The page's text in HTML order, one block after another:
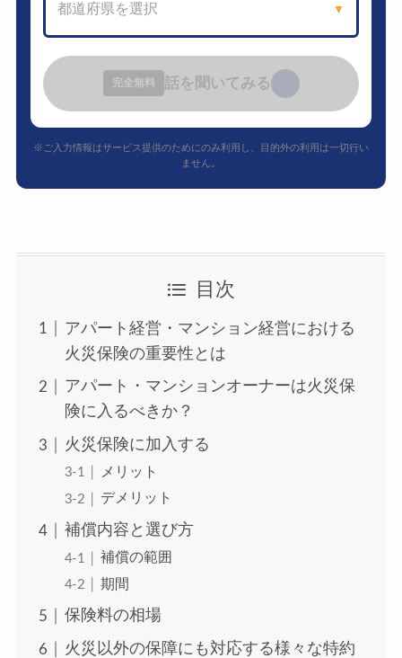
都道府県を選択 ▼
完全無料 話を聞いてみる
※ご入力情報はサービス提供のためにのみ利用し、目的外の利用は一切行い
ません。
目次
アパート経営・マンション経営における
火災保険の重要性とは
アパート・マンションオーナーは火災保
険に入るべきか？
火災保険に加入する
メリット
デメリット
補償内容と選び方
補償の範囲
期間
保険料の相場
火災以外の保障にも対応する様々な特約